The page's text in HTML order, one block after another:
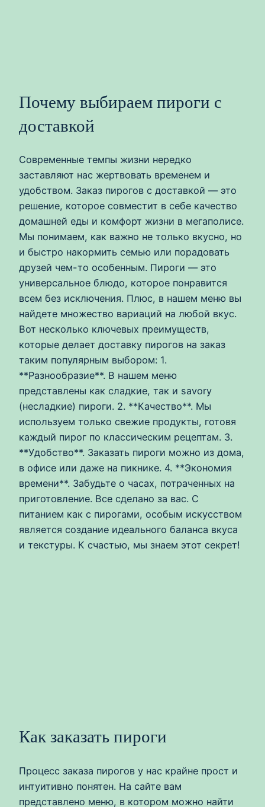
Почему выбираем пироги с
доставкой
Современные темпы жизни нередко
заставляют нас жертвовать временем и
удобством. Заказ пирогов с доставкой — это
решение, которое совместит в себе качество
домашней еды и комфорт жизни в мегаполисе.
Мы понимаем, как важно не только вкусно, но
и быстро накормить семью или порадовать
друзей чем-то особенным. Пироги — это
универсальное блюдо, которое понравится
всем без исключения. Плюс, в нашем меню вы
найдете множество вариаций на любой вкус.
Вот несколько ключевых преимуществ,
которые делает доставку пирогов на заказ
таким популярным выбором: 1.
**Разнообразие**. В нашем меню
представлены как сладкие, так и savory
(несладкие) пироги. 2. **Качество**. Мы
используем только свежие продукты, готовя
каждый пирог по классическим рецептам. 3.
**Удобство**. Заказать пироги можно из дома,
в офисе или даже на пикнике. 4. **Экономия
времени**. Забудьте о часах, потраченных на
приготовление. Все сделано за вас. С
питанием как с пирогами, особым искусством
является создание идеального баланса вкуса
и текстуры. К счастью, мы знаем этот секрет!
Как заказать пироги
Процесс заказа пирогов у нас крайне прост и
интуитивно понятен. На сайте вам
представлено меню, в котором можно найти